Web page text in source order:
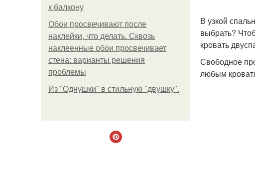
к балкону
Обои просвечивают после
наклейки, что делать. Сквозь
наклеенные обои просвечивает
стена: варианты решения
проблемы
Из "Однушки" в стильную "двушку".
В узкой
выбрать?
кровать
Свободное
любым